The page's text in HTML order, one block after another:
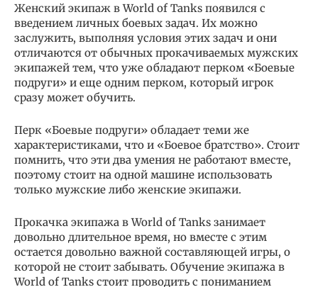
Женский экипаж в World of Tanks появился с
введением личных боевых задач. Их можно
заслужить, выполняя условия этих задач и они
отличаются от обычных прокачиваемых мужских
экипажей тем, что уже обладают перком «Боевые
подруги» и еще одним перком, который игрок
сразу может обучить.
Перк «Боевые подруги» обладает теми же
характеристиками, что и «Боевое братство». Стоит
помнить, что эти два умения не работают вместе,
поэтому стоит на одной машине использовать
только мужские либо женские экипажи.
Прокачка экипажа в World of Tanks занимает
довольно длительное время, но вместе с этим
остается довольно важной составляющей игры, о
которой не стоит забывать. Обучение экипажа в
World of Tanks стоит проводить с пониманием